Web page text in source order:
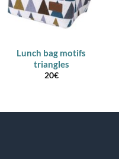
Lunch bag motifs
triangles
20€